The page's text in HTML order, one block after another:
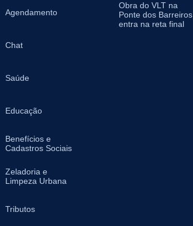
Agendamento
Chat
Saúde
Educação
Benefícios e
Cadastros Sociais
Zeladoria e
Limpeza Urbana
Tributos
Obra do VLT na
Ponte dos Barreiros
entra na reta final